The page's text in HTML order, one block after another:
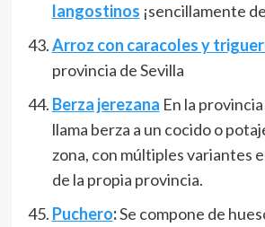
langostinos ¡sencillamente
Arroz con caracoles y
provincia de Sevilla
Berza jerezana En la
llama berza a un cocido o
zona, con múltiples variantes
de la propia provincia.
Puchero:Se compone de